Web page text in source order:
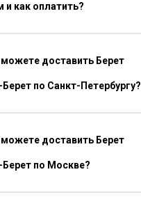
и как оплатить?
доставить Берет
по Санкт-Петербургу?
доставить Берет
по Москве?